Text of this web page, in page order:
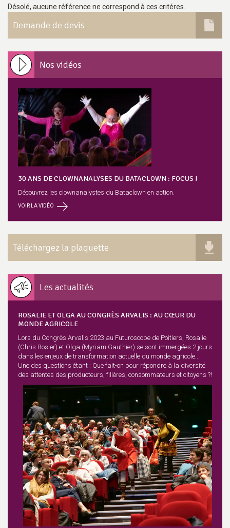
Désolé, aucune référence ne correspond à ces critéres.
Demande de devis
Nos vidéos
30 ANS DE CLOWNANALYSES DU BATACLOWN : FOCUS !
Découvrez les clownanalystes du Bataclown en action.
VOIR LA VIDÉO
Téléchargez la plaquette
Les actualités
ROSALIE ET OLGA AU CONGRÈS ARVALIS : AU CŒUR DU
MONDE AGRICOLE
Lors du Congrès Arvalis 2023 au Futuroscope de Poitiers, Rosalie
(Chris Rosier) et Olga (Myriam Gauthier) se sont immergées 2 jours
dans les enjeux de transformation actuelle du monde agricole...
Une des questions étant : Que fait-on pour répondre à la diversité
des attentes des producteurs, filières, consommateurs et citoyens ?!